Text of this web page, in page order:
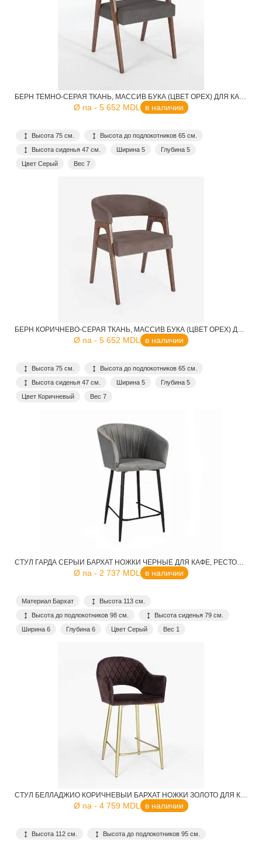
БЕРН ТЕМНО-СЕРАЯ ТКАНЬ, МАССИВ БУКА (ЦВЕТ ОРЕХ) ДЛЯ КАФЕ, РЕСТОРАНА, ДОМА, КУХНИ
Ø na - 5 652 MDL в наличии
Высота 75 см.
Высота до подлокотников 65 см.
Высота сиденья 47 см.
Ширина 5
Глубина 5
Цвет Серый
Вес 7
БЕРН КОРИЧНЕВО-СЕРАЯ ТКАНЬ, МАССИВ БУКА (ЦВЕТ ОРЕХ) ДЛЯ КАФЕ, РЕСТОРАНА, ДОМА, КУХНИ
Ø na - 5 652 MDL в наличии
Высота 75 см.
Высота до подлокотников 65 см.
Высота сиденья 47 см.
Ширина 5
Глубина 5
Цвет Коричневый
Вес 7
СТУЛ ГАРДА СЕРЫЙ БАРХАТ НОЖКИ ЧЕРНЫЕ ДЛЯ КАФЕ, РЕСТОРАНА, ДОМА, КУХНИ
Ø na - 2 737 MDL в наличии
Материал Бархат
Высота 113 см.
Высота до подлокотников 98 см.
Высота сиденья 79 см.
Ширина 6
Глубина 6 Цвет Серый Вес 1
СТУЛ БЕЛЛАДЖИО КОРИЧНЕВЫЙ БАРХАТ НОЖКИ ЗОЛОТО ДЛЯ КАФЕ, РЕСТОРАНА, ДОМА, КУХНИ
Ø na - 4 759 MDL в наличии
Высота 112 см.
Высота до подлокотников 95 см.